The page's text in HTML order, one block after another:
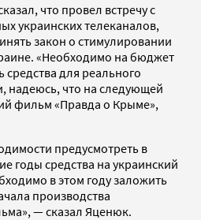
что провел встречу с
украинских телеканалов,
закон о стимулировании
«Необходимо на бюджет
средства для реального
надеюсь, что на следующей
фильм «Правда о Крыме»,
предусмотреть в
годы средства на украинский
в этом году заложить
производства
— сказал Яценюк.